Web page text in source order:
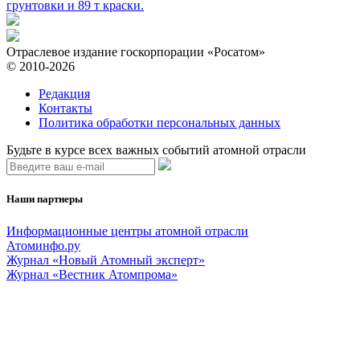
грунтовки и 89 т краски.
Отраслевое издание госкорпорации «Росатом»
© 2010-2026
Редакция
Контакты
Политика обработки персональных данных
Будьте в курсе всех важных событий атомной отрасли
Наши партнеры
Информационные центры атомной отрасли
Атоминфо.ру
Журнал «Новый Атомный эксперт»
Журнал «Вестник Атомпрома»